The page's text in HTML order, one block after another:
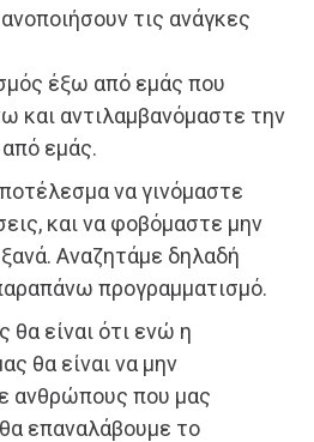
τις ανάγκες
έξω από εμάς που
και αντιλαμβανόμαστε την
εμάς.
να γινόμαστε
και να φοβόμαστε μην
Αναζητάμε δηλαδή
προγραμματισμό.
είναι ότι ενώ η
θα είναι να μην
ανθρώπους που μας
επαναλάβουμε το